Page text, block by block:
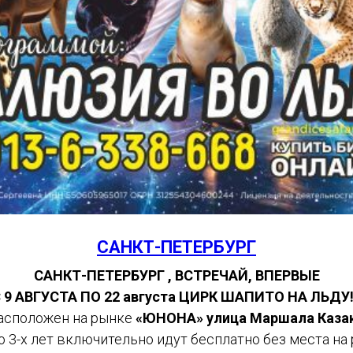
САНКТ-ПЕТЕРБУРГ
САНКТ-ПЕТЕРБУРГ , ВСТРЕЧАЙ, ВПЕРВЫЕ
9 АВГУСТА ПО 22 августа ЦИРК ШАПИТО НА
на рынке «ЮНОНА» улица Маршала
3-х лет включительно идут бесплатно без места на